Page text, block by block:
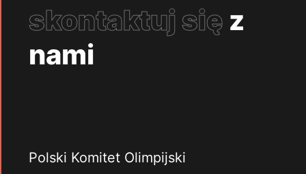
skontaktuj się z
nami
Polski Komitet Olimpijski